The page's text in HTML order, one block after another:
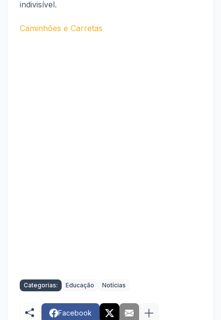
indivisível.
Caminhões e Carretas
Categorias: Educação Notícias
Facebook